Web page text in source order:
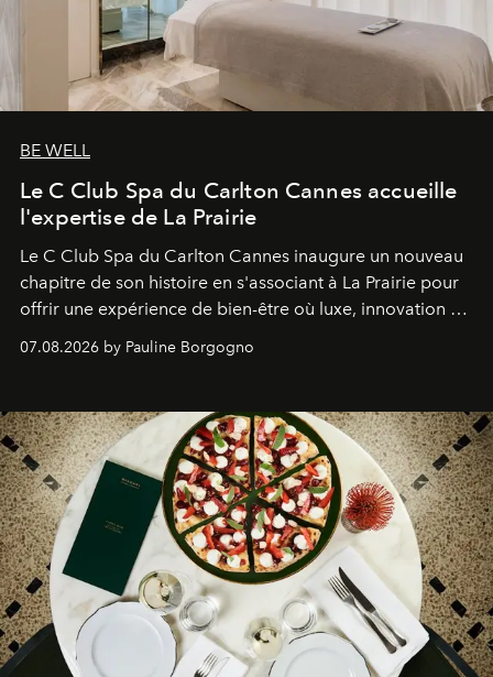
BE WELL
Le C Club Spa du Carlton Cannes accueille
l'expertise de La Prairie
Le C Club Spa du Carlton Cannes inaugure un nouveau
chapitre de son histoire en s'associant à La Prairie pour
offrir une expérience de bien-être où luxe, innovation et
07.08.2026 by Pauline Borgogno